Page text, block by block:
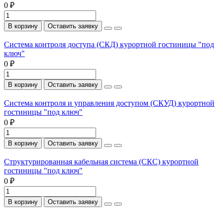
0 ₽
В корзину Оставить заявку
Система контроля доступа (СКД) курортной гостиницы "под
ключ"
0 ₽
В корзину Оставить заявку
Система контроля и управления доступом (СКУД) курортной
гостиницы "под ключ"
0 ₽
В корзину Оставить заявку
Структурированная кабельная система (СКС) курортной
гостиницы "под ключ"
0 ₽
В корзину Оставить заявку